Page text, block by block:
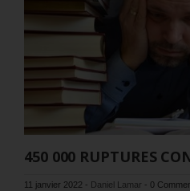
450 000 RUPTURES
11 janvier 2022 - Daniel Lamar - 0